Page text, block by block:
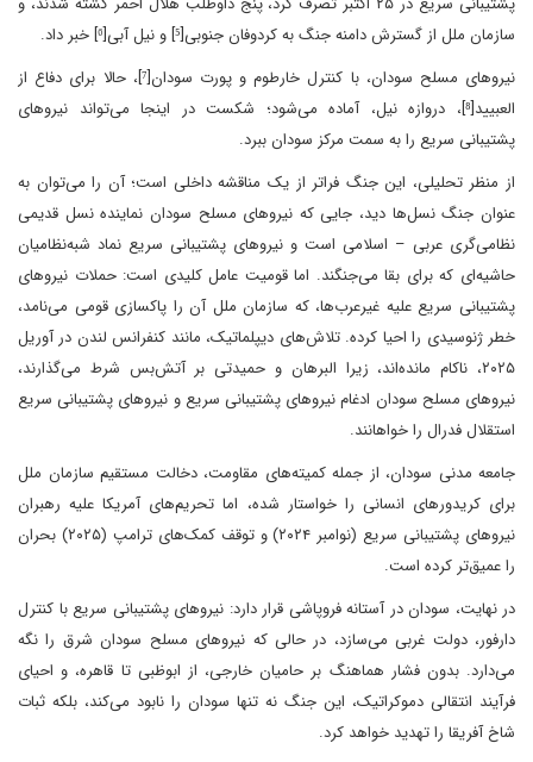
سازمان ملل از گسترش دامنه جنگ به کردوفان جنوبی[⁵] و نیل آبی[⁶] خبر داد.
نیروهای مسلح سودان، با کنترل خارطوم و پورت سودان[⁷]، حالا برای دفاع از
العبیید[⁸]، دروازه نیل، آماده می‌شود؛ شکست در اینجا می‌تواند نیروهای
پشتیبانی سریع را به سمت مرکز سودان ببرد.
از منظر تحلیلی، این جنگ فراتر از یک مناقشه داخلی است؛ آن را می‌توان به
عنوان جنگ نسل‌ها دید، جایی که نیروهای مسلح سودان نماینده نسل قدیمی
نظامی‌گری عربی – اسلامی است و نیروهای پشتیبانی سریع نماد شبه‌نظامیان
حاشیه‌ای که برای بقا می‌جنگند. اما قومیت عامل کلیدی است: حملات نیروهای
پشتیبانی سریع علیه غیرعرب‌ها، که سازمان ملل آن را پاکسازی قومی می‌نامد،
خطر ژنوسیدی را احیا کرده. تلاش‌های دیپلماتیک، مانند کنفرانس لندن در آوریل
۲۰۲۵، ناکام مانده‌اند، زیرا البرهان و حمیدتی بر آتش‌بس شرط می‌گذارند،
نیروهای مسلح سودان ادغام نیروهای پشتیبانی سریع و نیروهای پشتیبانی سریع
استقلال فدرال را خواهانند.
جامعه مدنی سودان، از جمله کمیته‌های مقاومت، دخالت مستقیم سازمان ملل
برای کریدورهای انسانی را خواستار شده، اما تحریم‌های آمریکا علیه رهبران
نیروهای پشتیبانی سریع (نوامبر ۲۰۲۴) و توقف کمک‌های ترامپ (۲۰۲۵) بحران
را عمیق‌تر کرده است.
در نهایت، سودان در آستانه فروپاشی قرار دارد: نیروهای پشتیبانی سریع با کنترل
دارفور، دولت غربی می‌سازد، در حالی که نیروهای مسلح سودان شرق را نگه
می‌دارد. بدون فشار هماهنگ بر حامیان خارجی، از ابوظبی تا قاهره، و احیای
فرآیند انتقالی دموکراتیک، این جنگ نه تنها سودان را نابود می‌کند، بلکه ثبات
شاخ آفریقا را تهدید خواهد کرد.